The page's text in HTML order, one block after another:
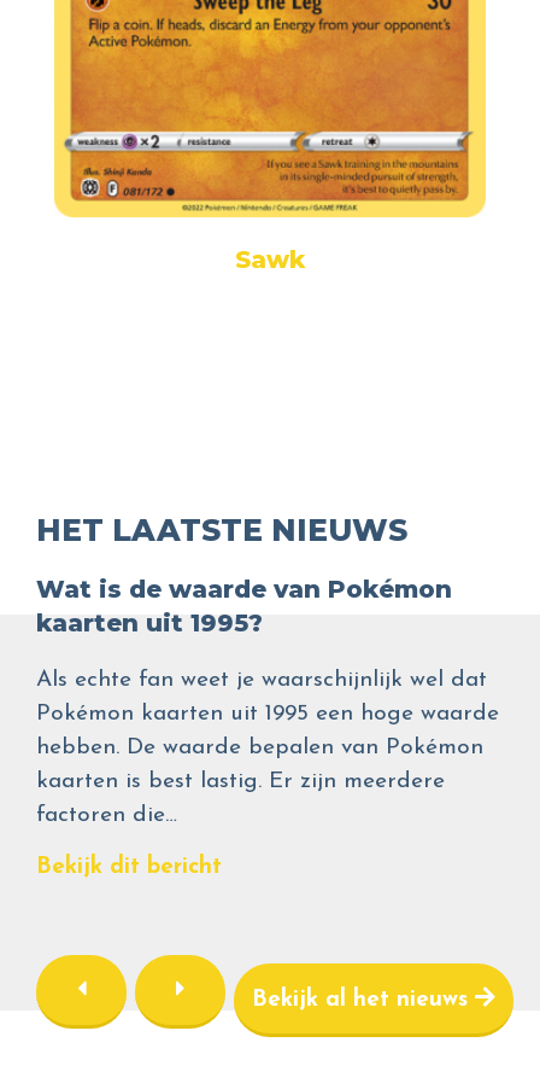
Sawk
HET LAATSTE NIEUWS
Wat is de waarde van Pokémon
kaarten uit 1995?
Als echte fan weet je waarschijnlijk wel dat
Pokémon kaarten uit 1995 een hoge waarde
hebben. De waarde bepalen van Pokémon
kaarten is best lastig. Er zijn meerdere
factoren die…
Bekijk dit bericht
Bekijk al het nieuws